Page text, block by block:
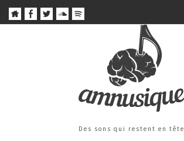
Des sons qui restent en tête